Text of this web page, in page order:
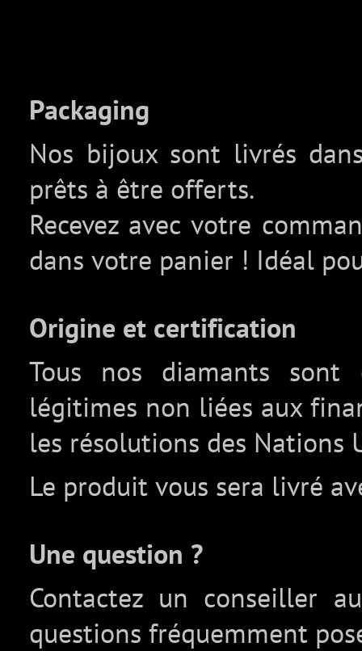
Packaging
Nos bijoux sont livrés
prêts à être offerts.
Recevez avec votre
dans votre panier ! Idéal
Origine et certification
Tous nos diamants
légitimes non liées aux
les résolutions des Nations
Le produit vous sera livré
Une question ?
Contactez un conseiller
questions fréquemment